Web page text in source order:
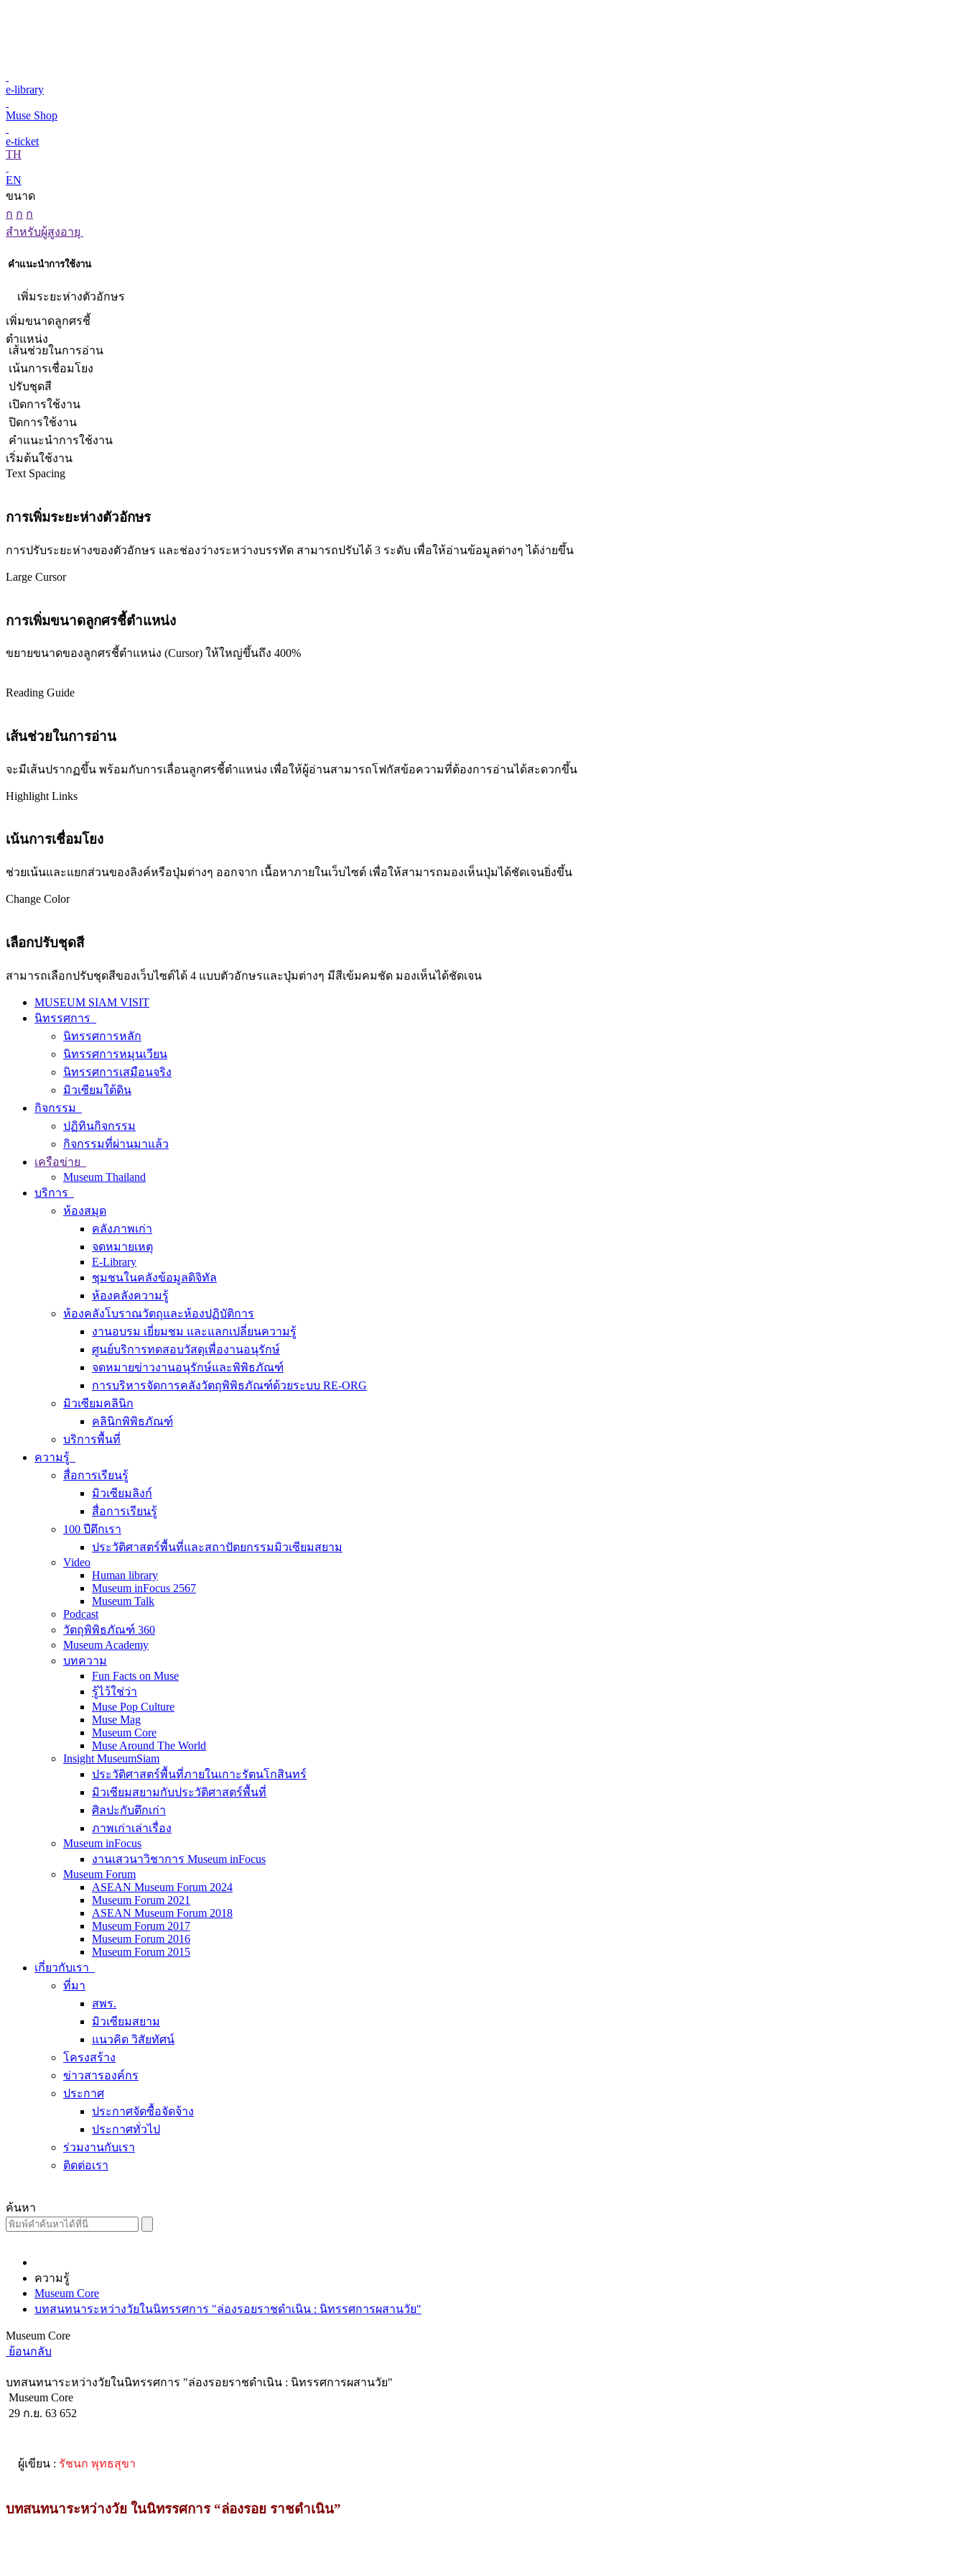
e-library
Muse Shop
e-ticket
TH
EN
ขนาด
ก ก ก
สำหรับผู้สูงอายุ
คำแนะนำการใช้งาน
เพิ่มระยะห่างตัวอักษร
เพิ่มขนาดลูกศรชี้
ตำแหน่ง
เส้นช่วยในการอ่าน
เน้นการเชื่อมโยง
ปรับชุดสี
เปิดการใช้งาน
ปิดการใช้งาน
คำแนะนำการใช้งาน
เริ่มต้นใช้งาน
Text Spacing
การเพิ่มระยะห่างตัวอักษร
การปรับระยะห่างของตัวอักษร และช่องว่างระหว่างบรรทัด สามารถปรับได้ 3 ระดับ เพื่อให้อ่านข้อมูลต่างๆ ได้ง่ายขึ้น
Large Cursor
การเพิ่มขนาดลูกศรชี้ตำแหน่ง
ขยายขนาดของลูกศรชี้ตำแหน่ง (Cursor) ให้ใหญ่ขึ้นถึง 400%
Reading Guide
เส้นช่วยในการอ่าน
จะมีเส้นปรากฏขึ้น พร้อมกับการเลื่อนลูกศรชี้ตำแหน่ง เพื่อให้ผู้อ่านสามารถโฟกัสข้อความที่ต้องการอ่านได้สะดวกขึ้น
Highlight Links
เน้นการเชื่อมโยง
ช่วยเน้นและแยกส่วนของลิงค์หรือปุ่มต่างๆ ออกจาก เนื้อหาภายในเว็บไซต์ เพื่อให้สามารถมองเห็นปุ่มได้ชัดเจนยิ่งขึ้น
Change Color
เลือกปรับชุดสี
สามารถเลือกปรับชุดสีของเว็บไซต์ได้ 4 แบบตัวอักษรและปุ่มต่างๆ มีสีเข้มคมชัด มองเห็นได้ชัดเจน
MUSEUM SIAM VISIT
นิทรรศการ
นิทรรศการหลัก
นิทรรศการหมุนเวียน
นิทรรศการเสมือนจริง
มิวเซียมใต้ดิน
กิจกรรม
ปฏิทินกิจกรรม
กิจกรรมที่ผ่านมาแล้ว
เครือข่าย
Museum Thailand
บริการ
ห้องสมุด
คลังภาพเก่า
จดหมายเหตุ
E-Library
ชุมชนในคลังข้อมูลดิจิทัล
ห้องคลังความรู้
ห้องคลังโบราณวัตถุและห้องปฏิบัติการ
งานอบรม เยี่ยมชม และแลกเปลี่ยนความรู้
ศูนย์บริการทดสอบวัสดุเพื่องานอนุรักษ์
จดหมายข่าวงานอนุรักษ์และพิพิธภัณฑ์
การบริหารจัดการคลังวัตถุพิพิธภัณฑ์ด้วยระบบ RE-ORG
มิวเซียมคลินิก
คลินิกพิพิธภัณฑ์
บริการพื้นที่
ความรู้
สื่อการเรียนรู้
มิวเซียมลิงก์
สื่อการเรียนรู้
100 ปีตึกเรา
ประวัติศาสตร์พื้นที่และสถาปัตยกรรมมิวเซียมสยาม
Video
Human library
Museum inFocus 2567
Museum Talk
Podcast
วัตถุพิพิธภัณฑ์ 360
Museum Academy
บทความ
Fun Facts on Muse
รู้ไว้ใช่ว่า
Muse Pop Culture
Muse Mag
Museum Core
Muse Around The World
Insight MuseumSiam
ประวัติศาสตร์พื้นที่ภายในเกาะรัตนโกสินทร์
มิวเซียมสยามกับประวัติศาสตร์พื้นที่
ศิลปะกับตึกเก่า
ภาพเก่าเล่าเรื่อง
Museum inFocus
งานเสวนาวิชาการ Museum inFocus
Museum Forum
ASEAN Museum Forum 2024
Museum Forum 2021
ASEAN Museum Forum 2018
Museum Forum 2017
Museum Forum 2016
Museum Forum 2015
เกี่ยวกับเรา
ที่มา
สพร.
มิวเซียมสยาม
แนวคิด วิสัยทัศน์
โครงสร้าง
ข่าวสารองค์กร
ประกาศ
ประกาศจัดซื้อจัดจ้าง
ประกาศทั่วไป
ร่วมงานกับเรา
ติดต่อเรา
ค้นหา
ความรู้
Museum Core
บทสนทนาระหว่างวัยในนิทรรศการ "ล่องรอยราชดำเนิน : นิทรรศการผสานวัย"
Museum Core
ย้อนกลับ
บทสนทนาระหว่างวัยในนิทรรศการ "ล่องรอยราชดำเนิน : นิทรรศการผสานวัย"
Museum Core
29 ก.ย. 63 652
ผู้เขียน : รัชนก พุทธสุขา
บทสนทนาระหว่างวัย ในนิทรรศการ “ล่องรอย ราชดำเนิน”